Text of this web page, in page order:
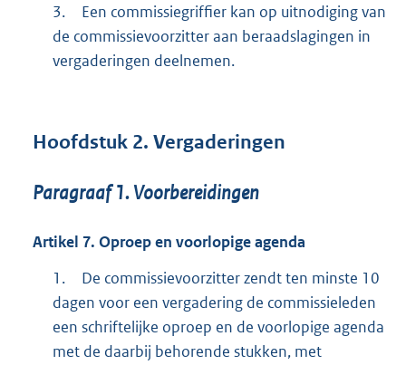
3.
Een commissiegriffier kan op uitnodiging van
de commissievoorzitter aan beraadslagingen in
vergaderingen deelnemen.
Hoofdstuk 2. Vergaderingen
Paragraaf 1.Voorbereidingen
Artikel 7. Oproep en voorlopige agenda
1.
De commissievoorzitter zendt ten minste 10
dagen voor een vergadering de commissieleden
een schriftelijke oproep en de voorlopige agenda
met de daarbij behorende stukken, met